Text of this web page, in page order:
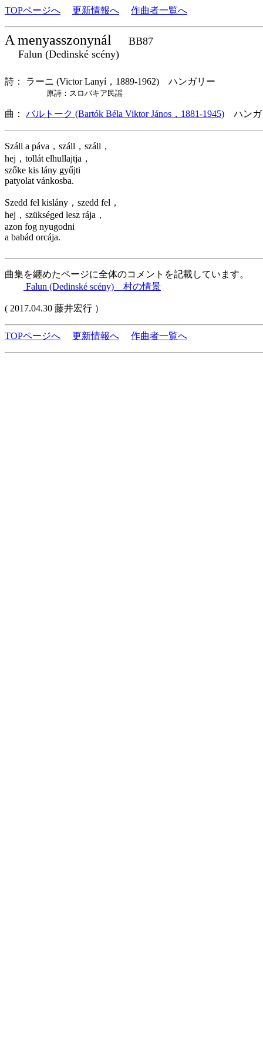
TOPページへ 更新情報へ 作曲者一覧へ
A menyasszonynál
BB87
Falun (Dedinské scény)
詩： ラーニ (Victor Lanyí，1889-1962) ハンガリー
原詩：スロバキア民謡
曲： バルトーク (Bartók Béla Viktor János，1881-1945) ハン
Száll a páva，száll，száll，
hej，tollát elhullajtja，
szőke kis lány gyűjti
patyolat vánkosba.
Szedd fel kislány，szedd fel，
hej，szükséged lesz rája，
azon fog nyugodni
a babád orcája.
曲集を纏めたページに全体のコメントを記載しています。
Falun (Dedinské scény) 村の情景
( 2017.04.30 藤井宏行 ）
TOPページへ 更新情報へ 作曲者一覧へ